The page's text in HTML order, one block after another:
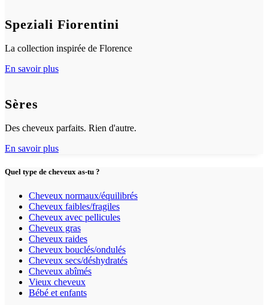
Speziali Fiorentini
La collection inspirée de Florence
En savoir plus
Sères
Des cheveux parfaits. Rien d'autre.
En savoir plus
Quel type de cheveux as-tu ?
Cheveux normaux/équilibrés
Cheveux faibles/fragiles
Cheveux avec pellicules
Cheveux gras
Cheveux raides
Cheveux bouclés/ondulés
Cheveux secs/déshydratés
Cheveux abîmés
Vieux cheveux
Bébé et enfants